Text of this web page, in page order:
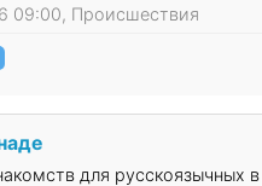
09:00, Происшествия
для русскоязычных